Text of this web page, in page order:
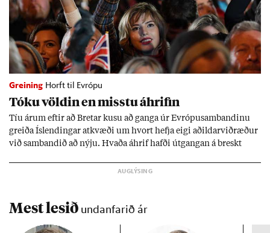
Greining Horft til Evrópu
Tóku völd­in en misstu áhrif­in
Tíu ár­um eft­ir að Bret­ar kusu að ganga úr Evr­ópu­sam­band­inu
greiða Ís­lend­ing­ar at­kvæði um hvort hefja eigi að­ild­ar­við­ræð­ur
við sam­band­ið að nýju. Hvaða áhrif hafði út­gang­an á breskt
Mest lesið undanfarið ár